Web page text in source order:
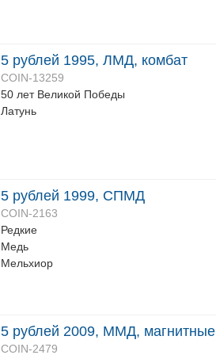
5 рублей 1995, ЛМД, комбат
COIN-13259
50 лет Великой Победы
Латунь
5 рублей 1999, СПМД
COIN-2163
Редкие
Медь
Мельхиор
5 рублей 2009, ММД, магнитные
COIN-2479